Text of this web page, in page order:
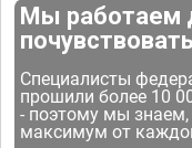
Мы работаем
Специалисты
прошили более 10
- поэтому мы
максимум от